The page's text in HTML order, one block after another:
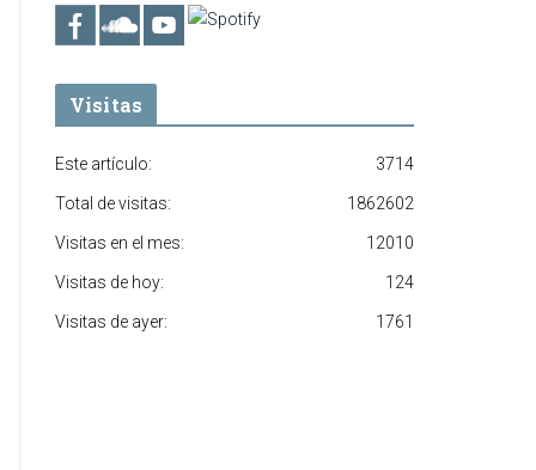
Visitas
3714
Este artículo:
1862602
Total de visitas:
12010
Visitas en el mes:
124
Visitas de hoy:
1761
Visitas de ayer: